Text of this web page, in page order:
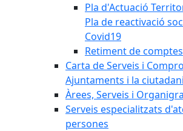
Pla d'Actuació
Pla de reactivació
Covid19
Retiment de comptes
Carta de Serveis i
Ajuntaments i la
Àrees, Serveis i
Serveis especialitzats
persones